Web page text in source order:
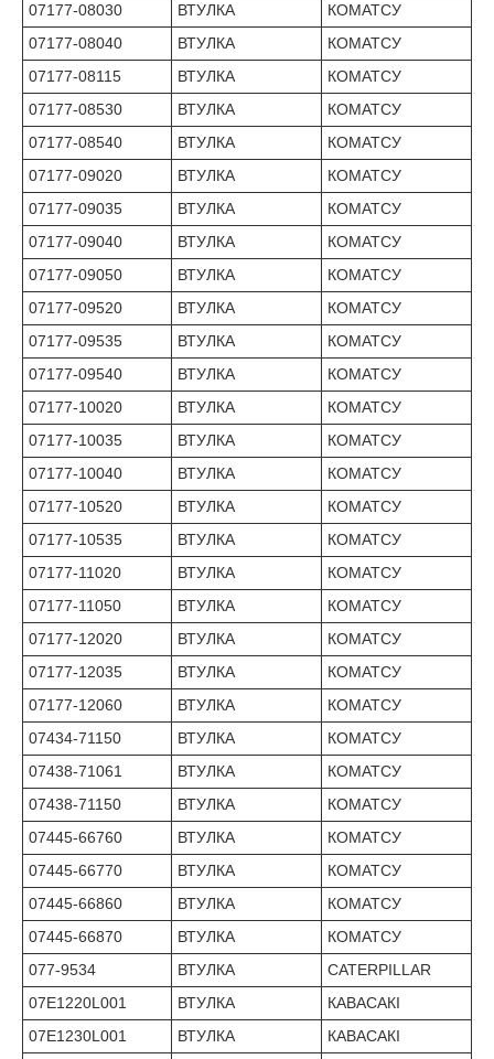
07177-08030
ВТУЛКА
КОМАТСУ
07177-08040
ВТУЛКА
КОМАТСУ
07177-08115
ВТУЛКА
КОМАТСУ
07177-08530
ВТУЛКА
КОМАТСУ
07177-08540
ВТУЛКА
КОМАТСУ
07177-09020
ВТУЛКА
КОМАТСУ
07177-09035
ВТУЛКА
КОМАТСУ
07177-09040
ВТУЛКА
КОМАТСУ
07177-09050
ВТУЛКА
КОМАТСУ
07177-09520
ВТУЛКА
КОМАТСУ
07177-09535
ВТУЛКА
КОМАТСУ
07177-09540
ВТУЛКА
КОМАТСУ
07177-10020
ВТУЛКА
КОМАТСУ
07177-10035
ВТУЛКА
КОМАТСУ
07177-10040
ВТУЛКА
КОМАТСУ
07177-10520
ВТУЛКА
КОМАТСУ
07177-10535
ВТУЛКА
КОМАТСУ
07177-11020
ВТУЛКА
КОМАТСУ
07177-11050
ВТУЛКА
КОМАТСУ
07177-12020
ВТУЛКА
КОМАТСУ
07177-12035
ВТУЛКА
КОМАТСУ
07177-12060
ВТУЛКА
КОМАТСУ
07434-71150
ВТУЛКА
КОМАТСУ
07438-71061
ВТУЛКА
КОМАТСУ
07438-71150
ВТУЛКА
КОМАТСУ
07445-66760
ВТУЛКА
КОМАТСУ
07445-66770
ВТУЛКА
КОМАТСУ
07445-66860
ВТУЛКА
КОМАТСУ
07445-66870
ВТУЛКА
КОМАТСУ
077-9534
ВТУЛКА
CATERPILLAR
07E1220L001
ВТУЛКА
КАВАСАКІ
07E1230L001
ВТУЛКА
КАВАСАКІ